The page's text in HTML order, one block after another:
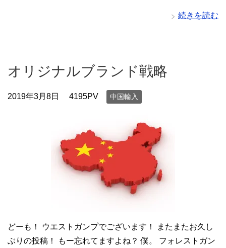
続きを読む
オリジナルブランド戦略
2019年3月8日 4195PV 中国輸入
どーも！ ウエストガンプでございます！ またまたお久し
ぶりの投稿！ もー忘れてますよね？ 僕。 フォレストガン